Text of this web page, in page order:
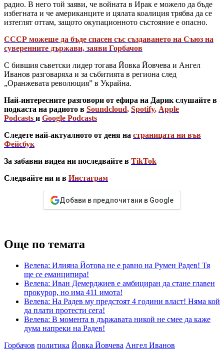
радио. В него той заяви, че войната в Ирак е можело да бъде
избегната и че американците и цялата коалиция трябва да се
изтеглят оттам, защото окупационното състояние е опасно.
СССР можеше да бъде спасен със създаването на Съюз на
суверенните държави, заяви Горбачов
С бившия съветски лидер тогава Йовка Йовчева и Ангел
Иванов разговаряха и за събитията в региона след
„Оранжевата революция” в Украйна.
Най-интересните разговори от ефира на Дарик слушайте в
подкаста на радиото в Soundcloud, Spotify, Apple
Podcasts и Google Podcasts
Следете най-актуалното от деня на страницата ни във
Фейсбук
За забавни видеа ни последвайте в TikTok
Следвайте ни и в Инстаграм
Добави в предпочитани в Google
Още по темата
Велева: Илияна Йотова не е равно на Румен Радев! Тя
ще се еманципира!
Велева: Иван Демерджиев е амбициран да стане главен
прокурор, но има 411 имота!
Велева: На Радев му предстоят 4 години власт! Няма кой
да плати протести сега!
Велева: В момента в държавата никой не смее да каже
дума напреки на Радев!
Горбачов политика Йовка Йовчева Ангел Иванов